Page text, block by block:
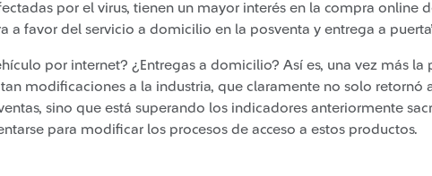
por el virus, tienen un mayor interés en la compra online
a favor del servicio a domicilio en la posventa y entrega a
por internet? ¿Entregas a domicilio? Así es, una vez más la
modificaciones a la industria, que claramente no solo retornó
sino que está superando los indicadores anteriormente
para modificar los procesos de acceso a estos productos.